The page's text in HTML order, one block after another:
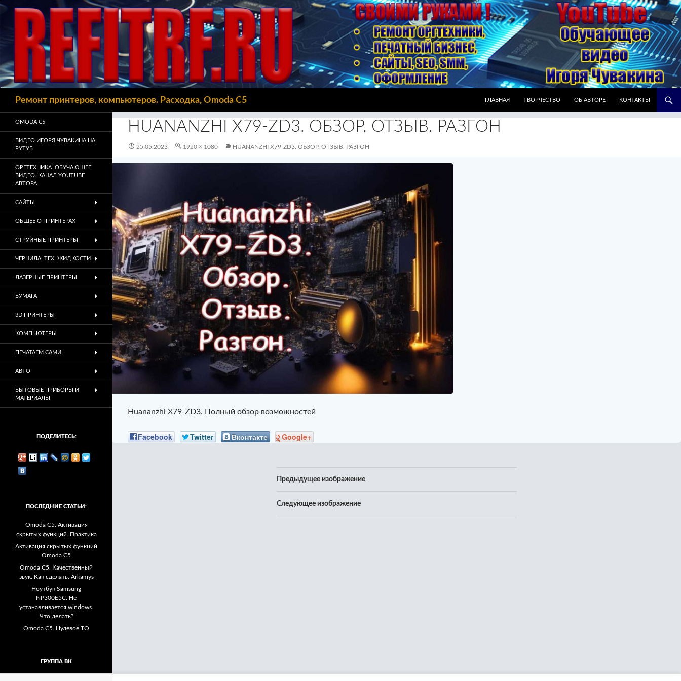
Ремонт принтеров, компьютеров. Расходка, Omoda C5
ГЛАВНАЯ
ТВОРЧЕСТВО ОБ АВТОРЕ КОНТАКТЫ
HUANANZHI X79-ZD3. ОБЗОР. ОТЗЫВ. РАЗГОН
25.05.2023 1920 × 1080 HUANANZHI X79-ZD3. ОБЗОР. ОТЗЫВ. РАЗГОН
Huananzhi X79-ZD3. Полный обзор возможностей
Facebook Twitter Вконтакте Google+
Предыдущее изображение
Следующее изображение
OMODA C5
ВИДЕО ИГОРЯ ЧУВАКИНА НА
РУТУБ
ОРГТЕХНИКА. ОБУЧАЮЩЕЕ
ВИДЕО. КАНАЛ YOUTUBE
АВТОРА
САЙТЫ
ОБЩЕЕ О ПРИНТЕРАХ
СТРУЙНЫЕ ПРИНТЕРЫ
ЧЕРНИЛА, ТЕХ. ЖИДКОСТИ
ЛАЗЕРНЫЕ ПРИНТЕРЫ
БУМАГА
3D ПРИНТЕРЫ
КОМПЬЮТЕРЫ
ПЕЧАТАЕМ САМИ!
АВТО
БЫТОВЫЕ ПРИБОРЫ И
МАТЕРИАЛЫ
ПОДЕЛИТЕСЬ:
ПОСЛЕДНИЕ СТАТЬИ:
Omoda C5. Активация
скрытых функций. Практика
Активация скрытых функций
Omoda C5
Omoda C5. Качественный
звук. Как сделать. Arkamys
Ноутбук Samsung
NP300E5C. Не
устанавливается windows.
Что делать?
Omoda C5. Нулевое ТО
ГРУППА ВК